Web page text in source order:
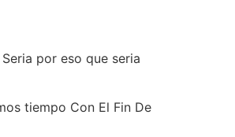
Seri­a por eso que seri­a
tiempo Con El Fin De